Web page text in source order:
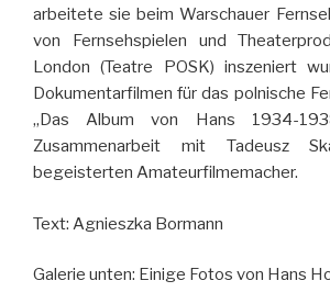
arbeitete sie beim Warschauer
von Fernsehspielen und
London (Teatre POSK) inszeniert
Dokumentarfilmen für das polnische
„Das Album von Hans 1934-
Zusammenarbeit mit Tadeusz
begeisterten Amateurfilmemacher.
Text: Agnieszka Bormann
Galerie unten: Einige Fotos von Hans